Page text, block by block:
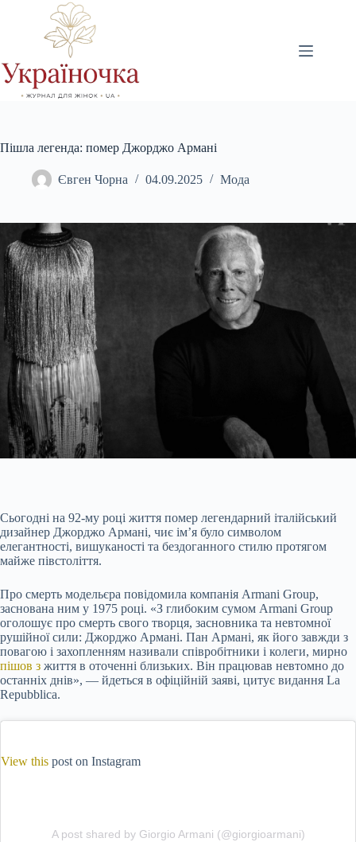
Пішла легенда: помер Джорджо Армані
Євген Чорна 04.09.2025 Мода
Сьогодні на 92-му році життя помер легендарний італійський
дизайнер Джорджо Армані, чиє ім’я було символом
елегантності, вишуканості та бездоганного стилю протягом
майже півстоліття.
Про смерть модельєра повідомила компанія Armani Group,
заснована ним у 1975 році. «З глибоким сумом Armani Group
оголошує про смерть свого творця, засновника та невтомної
рушійної сили: Джорджо Армані. Пан Армані, як його завжди з
повагою і захопленням називали співробітники і колеги, мирно
пішов з життя в оточенні близьких. Він працював невтомно до
останніх днів», — йдеться в офіційній заяві, цитує видання La
Repubblica.
View this post on Instagram
A post shared by Giorgio Armani (@giorgioarmani)